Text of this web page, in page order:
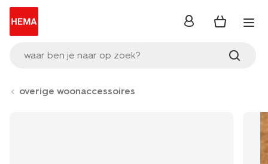
waar ben je naar op zoek?
inloggen
overige woonaccessoires